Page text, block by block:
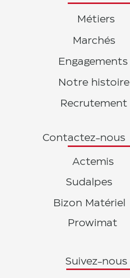
Suivez-nous
Prowimat
Bizon Matériel
Sudalpes
Actemis
Contactez-nous
Recrutement
Notre histoire
Engagements
Marchés
Métiers